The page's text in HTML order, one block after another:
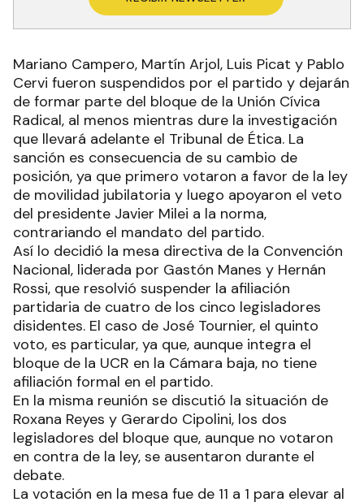
Mariano Campero, Martín Arjol, Luis Picat y Pablo
Cervi fueron suspendidos por el partido y dejarán
de formar parte del bloque de la Unión Cívica
Radical, al menos mientras dure la investigación
que llevará adelante el Tribunal de Ética. La
sanción es consecuencia de su cambio de
posición, ya que primero votaron a favor de la ley
de movilidad jubilatoria y luego apoyaron el veto
del presidente Javier Milei a la norma,
contrariando el mandato del partido.
Así lo decidió la mesa directiva de la Convención
Nacional, liderada por Gastón Manes y Hernán
Rossi, que resolvió suspender la afiliación
partidaria de cuatro de los cinco legisladores
disidentes. El caso de José Tournier, el quinto
voto, es particular, ya que, aunque integra el
bloque de la UCR en la Cámara baja, no tiene
afiliación formal en el partido.
En la misma reunión se discutió la situación de
Roxana Reyes y Gerardo Cipolini, los dos
legisladores del bloque que, aunque no votaron
en contra de la ley, se ausentaron durante el
debate.
La votación en la mesa fue de 11 a 1 para elevar al